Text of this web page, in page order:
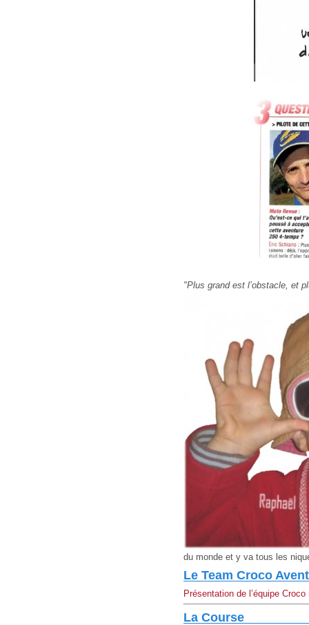
"Plus grand est l’obstacle, et
du monde et y va tous les
Le Team Croco
Présentation de l’équipe Croco
La Course